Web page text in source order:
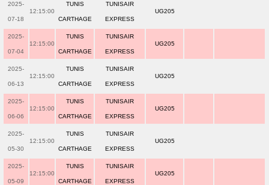
2025-
07-18
12:15:00
TUNIS
CARTHAGE
TUNISAIR
EXPRESS
UG205
2025-
07-04
12:15:00
TUNIS
CARTHAGE
TUNISAIR
EXPRESS
UG205
2025-
06-13
12:15:00
TUNIS
CARTHAGE
TUNISAIR
EXPRESS
UG205
2025-
06-06
12:15:00
TUNIS
CARTHAGE
TUNISAIR
EXPRESS
UG205
2025-
05-30
12:15:00
TUNIS
CARTHAGE
TUNISAIR
EXPRESS
UG205
2025-
05-09
12:15:00
TUNIS
CARTHAGE
TUNISAIR
EXPRESS
UG205